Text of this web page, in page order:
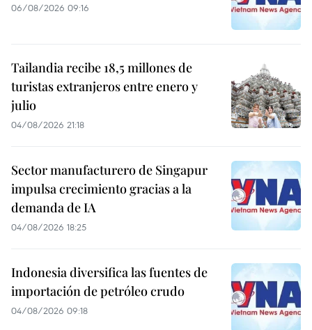
06/08/2026 09:16
Tailandia recibe 18,5 millones de
turistas extranjeros entre enero y
julio
04/08/2026 21:18
Sector manufacturero de Singapur
impulsa crecimiento gracias a la
demanda de IA
04/08/2026 18:25
Indonesia diversifica las fuentes de
importación de petróleo crudo
04/08/2026 09:18